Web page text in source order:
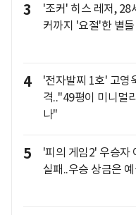
3
'조커' 히스 레저, 28
커까지 '요절'한 별
4
'전자발찌 1호' 고영
격.."49평이 미니멀
나"
5
'피의 게임2' 우승자
실패..우승 상금은